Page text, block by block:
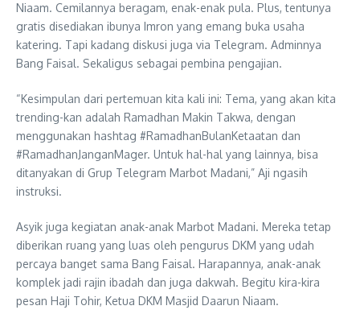
Niaam. Cemilannya beragam, enak-enak pula. Plus, tentunya
gratis disediakan ibunya Imron yang emang buka usaha
katering. Tapi kadang diskusi juga via Telegram. Adminnya
Bang Faisal. Sekaligus sebagai pembina pengajian.
“Kesimpulan dari pertemuan kita kali ini: Tema, yang akan kita
trending-kan adalah Ramadhan Makin Takwa, dengan
menggunakan hashtag #RamadhanBulanKetaatan dan
#RamadhanJanganMager. Untuk hal-hal yang lainnya, bisa
ditanyakan di Grup Telegram Marbot Madani,” Aji ngasih
instruksi.
Asyik juga kegiatan anak-anak Marbot Madani. Mereka tetap
diberikan ruang yang luas oleh pengurus DKM yang udah
percaya banget sama Bang Faisal. Harapannya, anak-anak
komplek jadi rajin ibadah dan juga dakwah. Begitu kira-kira
pesan Haji Tohir, Ketua DKM Masjid Daarun Niaam.